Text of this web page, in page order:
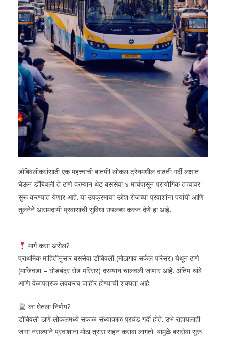
डोंबिवलीकरांसाठी एक महत्त्वाची बातमी! लोकल ट्रेनमधील वाढती गर्दी लक्षात
घेऊन डोंबिवली ते ठाणे दरम्यान थेट बससेवा ४ मार्चपासून प्रायोगिक तत्त्वावर
सुरू करण्यात येणार आहे. या उपक्रमाचा उद्देश रोजच्या प्रवाशांना पर्यायी आणि
तुलनेने आरामदायी प्रवासाची सुविधा उपलब्ध करून देणे हा आहे.
मार्ग कसा असेल?
प्राथमिक माहितीनुसार बससेवा डोंबिवली (मोठागाव सर्कल परिसर) येथून ठाणे
(माजिवडा – घोडबंदर रोड परिसर) दरम्यान चालवली जाणार आहे. अंतिम थांबे
आणि वेळापत्रक लवकरच जाहीर होण्याची शक्यता आहे.
का घेतला निर्णय?
डोंबिवली-ठाणे लोकलमध्ये सकाळ-संध्याकाळ प्रचंड गर्दी होते. उभे राहायलाही
जागा नसल्याने प्रवाशांना मोठा त्रास सहन करावा लागतो. यामुळे बससेवा सुरू